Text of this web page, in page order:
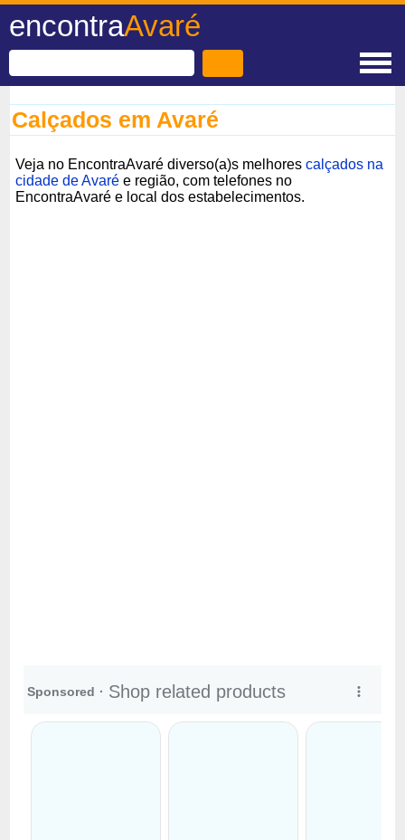
encontraAvaré
Calçados em Avaré
Veja no EncontraAvaré diverso(a)s melhorescalçados na
cidade de Avaré e região, com telefones no
EncontraAvaré e local dos estabelecimentos.